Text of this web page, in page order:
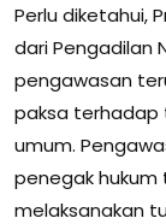
Perlu diketahui,
dari Pengadilan
pengawasan
paksa terhadap
umum.
penegak
melaksanakan